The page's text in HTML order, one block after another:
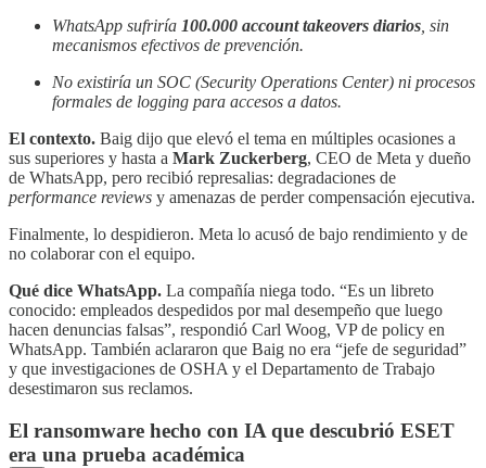
WhatsApp sufriría 100.000 account takeovers diarios, sin
mecanismos efectivos de prevención.
No existiría un SOC (Security Operations Center) ni procesos
formales de logging para accesos a datos.
El contexto. Baig dijo que elevó el tema en múltiples ocasiones a
sus superiores y hasta a Mark Zuckerberg, CEO de Meta y dueño
de WhatsApp, pero recibió represalias: degradaciones de
performance reviews y amenazas de perder compensación ejecutiva.
Finalmente, lo despidieron. Meta lo acusó de bajo rendimiento y de
no colaborar con el equipo.
Qué dice WhatsApp. La compañía niega todo. “Es un libreto
conocido: empleados despedidos por mal desempeño que luego
hacen denuncias falsas”, respondió Carl Woog, VP de policy en
WhatsApp. También aclararon que Baig no era “jefe de seguridad”
y que investigaciones de OSHA y el Departamento de Trabajo
desestimaron sus reclamos.
El ransomware hecho con IA que descubrió ESET
era una prueba académica